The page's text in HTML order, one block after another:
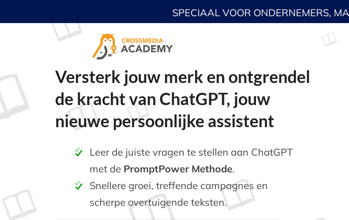
SPECIAAL VOOR ONDERNEMERS,
Versterk jouw merk en ontgrendel
de kracht van ChatGPT, jouw
nieuwe persoonlijke assistent
Leer de juiste vragen te stellen aan ChatGPT
met de PromptPower Methode.
Snellere groei, treffende campagnes en
scherpe overtuigende teksten.